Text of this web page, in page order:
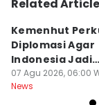
Related
Kemenhut
Diplomasi Agar
Indonesia Jadi
Pemimpin
Global
07 Agu 2026, 06:00
News